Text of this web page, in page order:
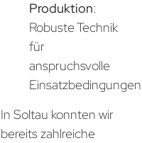
Produktion:
Robuste Technik
für
anspruchsvolle
In Soltau konnten wir
bereits zahlreiche